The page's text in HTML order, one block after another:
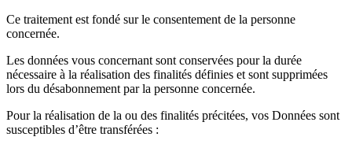
Ce traitement est fondé sur le consentement de la personne
concernée.
Les données vous concernant sont conservées pour la durée
nécessaire à la réalisation des finalités définies et sont supprimées
lors du désabonnement par la personne concernée.
Pour la réalisation de la ou des finalités précitées, vos Données sont
susceptibles d’être transférées :